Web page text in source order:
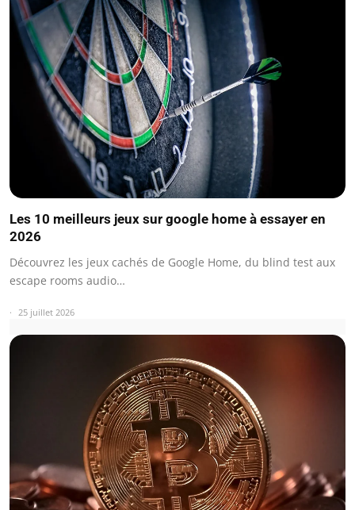
Les 10 meilleurs jeux sur google home à essayer en
2026
Découvrez les jeux cachés de Google Home, du blind test aux
escape rooms audio…
25 juillet 2026